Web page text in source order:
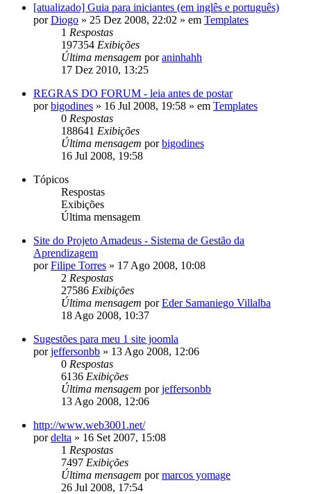
[atualizado] Guia para iniciantes (em inglês e português)
porDiogo » 25 Dez 2008, 22:02 » em Templates
1 Respostas
197354 Exibições
Última mensagem poraninhahh
17 Dez 2010, 13:25
REGRAS DO FORUM - leia antes de postar
porbigodines » 16 Jul 2008, 19:58 » em Templates
0 Respostas
188641 Exibições
Última mensagem porbigodines
16 Jul 2008, 19:58
Tópicos
Respostas
Exibições
Última mensagem
Site do Projeto Amadeus - Sistema de Gestão da
Aprendizagem
porFilipe Torres » 17 Ago 2008, 10:08
2 Respostas
27586 Exibições
Última mensagem porEder Samaniego Villalba
18 Ago 2008, 10:37
Sugestões para meu 1 site joomla
porjeffersonbb » 13 Ago 2008, 12:06
0 Respostas
6136 Exibições
Última mensagem porjeffersonbb
13 Ago 2008, 12:06
http://www.web3001.net/
pordelta » 16 Set 2007, 15:08
1 Respostas
7497 Exibições
Última mensagem pormarcos yomage
26 Jul 2008, 17:54